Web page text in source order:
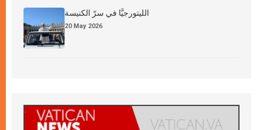
الليتورجيَّا في سرّ الكنيسة
20 May 2026